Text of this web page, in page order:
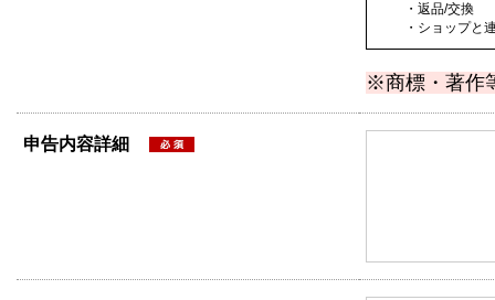
・返品/交換
・ショップと連
※商標・著作
申告内容詳細